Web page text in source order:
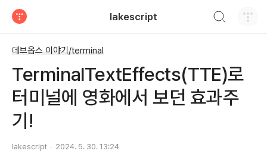
lakescript
데브옵스 이야기/terminal
TerminalTextEffects(TTE)로
터미널에 영화에서 보던 효과주
기!
lakescript 2024. 5. 30. 13:24